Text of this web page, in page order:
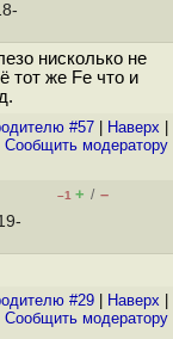
нисколько не
тот же Fe что и
#57 Наверх
Cообщить модератору
–1 + / –
#29 Наверх
Cообщить модератору